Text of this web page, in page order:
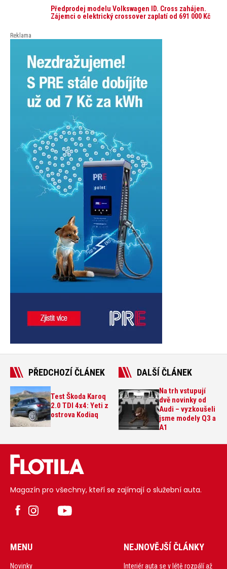
auto. Průměrná pořizovací cena vozu dosahuje 337
tisíc korun a průměrná financovaná částka
přesahuje 251 tisíc korun. Vyplývá to z dat Leasingu
Předprodej modelu Volkswagen ID. Cross zahájen.
Zájemci o elektrický crossover zaplatí od 691 000 Kč
Reklama
PŘEDCHOZÍ ČLÁNEK
Test Škoda Karoq
2.0 TDI 4x4: Yeti z
ostrova Kodiaq
DALŠÍ ČLÁNEK
Na trh vstupují
dvě novinky od
Audi – vyzkoušeli
jsme modely Q3 a
A1
Magazín pro všechny, kteří se zajímají o služební auta.
MENU
Novinky
NEJNOVĚJŠÍ ČLÁNKY
Interiér auta se v létě rozpálí až